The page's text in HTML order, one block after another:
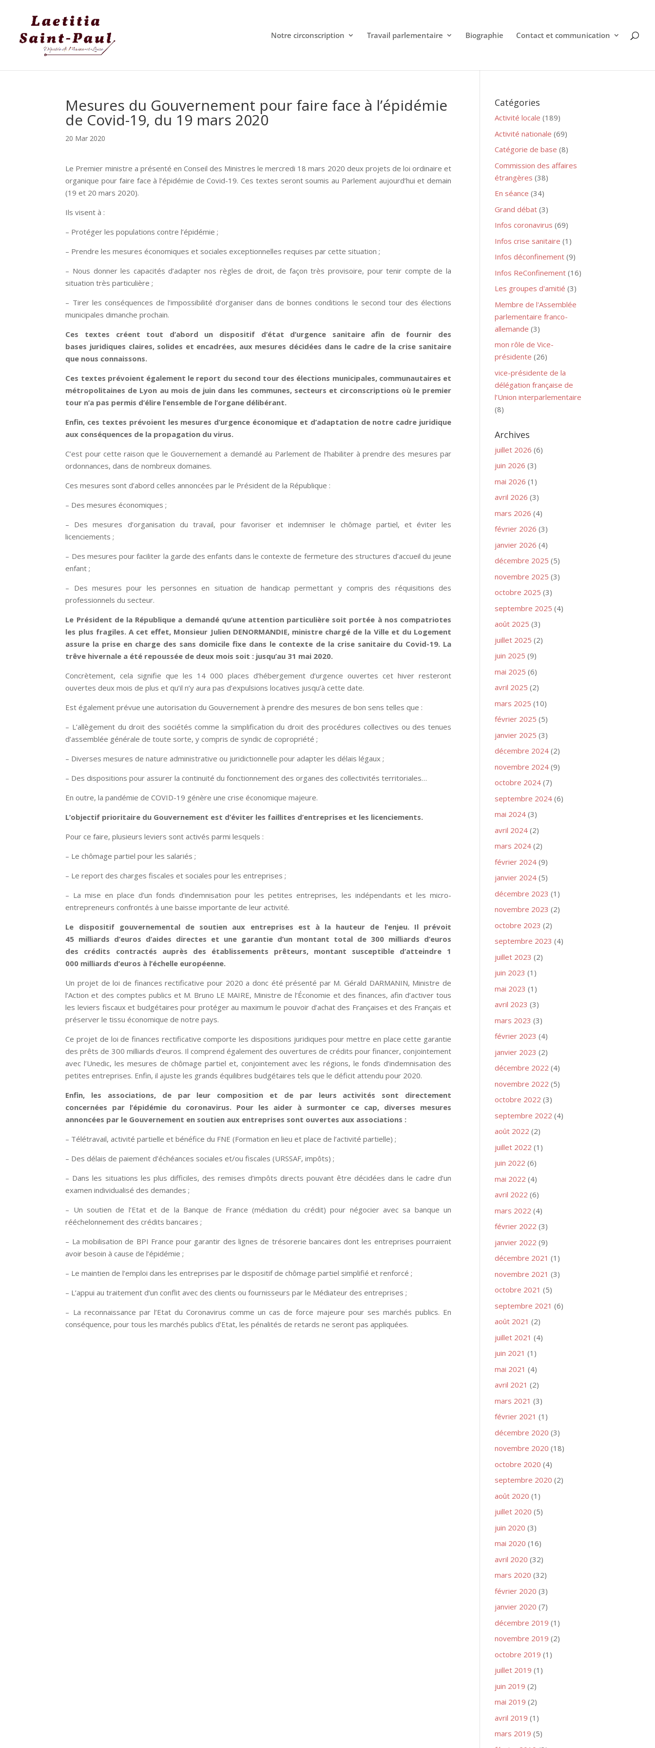
Notre circonscription Travail parlementaire Biographie Contact et communication
Mesures du Gouvernement pour faire face à l’épidémie
de Covid-19, du 19 mars 2020
20 Mar 2020
Le Premier ministre a présenté en Conseil des Ministres le mercredi 18 mars 2020 deux projets de loi ordinaire et
organique pour faire face à l’épidémie de Covid-19. Ces textes seront soumis au Parlement aujourd’hui et demain
(19 et 20 mars 2020).
Ils visent à :
– Protéger les populations contre l’épidémie ;
– Prendre les mesures économiques et sociales exceptionnelles requises par cette situation ;
– Nous donner les capacités d’adapter nos règles de droit, de façon très provisoire, pour tenir compte de la
situation très particulière ;
– Tirer les conséquences de l’impossibilité d’organiser dans de bonnes conditions le second tour des élections
municipales dimanche prochain.
Ces textes créent tout d’abord un dispositif d’état d’urgence sanitaire afin de fournir des
bases juridiques claires, solides et encadrées, aux mesures décidées dans le cadre de la crise sanitaire
que nous connaissons.
Ces textes prévoient également le report du second tour des élections municipales, communautaires et
métropolitaines de Lyon au mois de juin dans les communes, secteurs et circonscriptions où le premier
tour n’a pas permis d’élire l’ensemble de l’organe délibérant.
Enfin, ces textes prévoient les mesures d’urgence économique et d’adaptation de notre cadre juridique
aux conséquences de la propagation du virus.
C’est pour cette raison que le Gouvernement a demandé au Parlement de l’habiliter à prendre des mesures par
ordonnances, dans de nombreux domaines.
Ces mesures sont d’abord celles annoncées par le Président de la République :
– Des mesures économiques ;
– Des mesures d’organisation du travail, pour favoriser et indemniser le chômage partiel, et éviter les
licenciements ;
– Des mesures pour faciliter la garde des enfants dans le contexte de fermeture des structures d’accueil du jeune
enfant ;
– Des mesures pour les personnes en situation de handicap permettant y compris des réquisitions des
professionnels du secteur.
Le Président de la République a demandé qu’une attention particulière soit portée à nos compatriotes
les plus fragiles. A cet effet, Monsieur Julien DENORMANDIE, ministre chargé de la Ville et du Logement
assure la prise en charge des sans domicile fixe dans le contexte de la crise sanitaire du Covid-19. La
trêve hivernale a été repoussée de deux mois soit : jusqu’au 31 mai 2020.
Concrètement, cela signifie que les 14 000 places d’hébergement d’urgence ouvertes cet hiver resteront
ouvertes deux mois de plus et qu’il n’y aura pas d’expulsions locatives jusqu’à cette date.
Est également prévue une autorisation du Gouvernement à prendre des mesures de bon sens telles que :
– L’allègement du droit des sociétés comme la simplification du droit des procédures collectives ou des tenues
d’assemblée générale de toute sorte, y compris de syndic de copropriété ;
– Diverses mesures de nature administrative ou juridictionnelle pour adapter les délais légaux ;
– Des dispositions pour assurer la continuité du fonctionnement des organes des collectivités territoriales…
En outre, la pandémie de COVID-19 génère une crise économique majeure.
L’objectif prioritaire du Gouvernement est d’éviter les faillites d’entreprises et les licenciements.
Pour ce faire, plusieurs leviers sont activés parmi lesquels :
– Le chômage partiel pour les salariés ;
– Le report des charges fiscales et sociales pour les entreprises ;
– La mise en place d’un fonds d’indemnisation pour les petites entreprises, les indépendants et les micro-
entrepreneurs confrontés à une baisse importante de leur activité.
Le dispositif gouvernemental de soutien aux entreprises est à la hauteur de l’enjeu. Il prévoit
45 milliards d’euros d’aides directes et une garantie d’un montant total de 300 milliards d’euros
des crédits contractés auprès des établissements prêteurs, montant susceptible d’atteindre 1
000 milliards d’euros à l’échelle européenne.
Un projet de loi de finances rectificative pour 2020 a donc été présenté par M. Gérald DARMANIN, Ministre de
l’Action et des comptes publics et M. Bruno LE MAIRE, Ministre de l’Économie et des finances, afin d’activer tous
les leviers fiscaux et budgétaires pour protéger au maximum le pouvoir d’achat des Françaises et des Français et
préserver le tissu économique de notre pays.
Ce projet de loi de finances rectificative comporte les dispositions juridiques pour mettre en place cette garantie
des prêts de 300 milliards d’euros. Il comprend également des ouvertures de crédits pour financer, conjointement
avec l’Unedic, les mesures de chômage partiel et, conjointement avec les régions, le fonds d’indemnisation des
petites entreprises. Enfin, il ajuste les grands équilibres budgétaires tels que le déficit attendu pour 2020.
Enfin, les associations, de par leur composition et de par leurs activités sont directement
concernées par l’épidémie du coronavirus. Pour les aider à surmonter ce cap, diverses mesures
annoncées par le Gouvernement en soutien aux entreprises sont ouvertes aux associations :
– Télétravail, activité partielle et bénéfice du FNE (Formation en lieu et place de l’activité partielle) ;
– Des délais de paiement d’échéances sociales et/ou fiscales (URSSAF, impôts) ;
– Dans les situations les plus difficiles, des remises d’impôts directs pouvant être décidées dans le cadre d’un
examen individualisé des demandes ;
– Un soutien de l’Etat et de la Banque de France (médiation du crédit) pour négocier avec sa banque un
rééchelonnement des crédits bancaires ;
– La mobilisation de BPI France pour garantir des lignes de trésorerie bancaires dont les entreprises pourraient
avoir besoin à cause de l’épidémie ;
– Le maintien de l’emploi dans les entreprises par le dispositif de chômage partiel simplifié et renforcé ;
– L’appui au traitement d’un conflit avec des clients ou fournisseurs par le Médiateur des entreprises ;
– La reconnaissance par l’Etat du Coronavirus comme un cas de force majeure pour ses marchés publics. En
conséquence, pour tous les marchés publics d’Etat, les pénalités de retards ne seront pas appliquées.
Catégories
Activité locale (189)
Activité nationale (69)
Catégorie de base (8)
Commission des affaires
étrangères (38)
En séance (34)
Grand débat (3)
Infos coronavirus (69)
Infos crise sanitaire (1)
Infos déconfinement (9)
Infos ReConfinement (16)
Les groupes d'amitié (3)
Membre de l'Assemblée
parlementaire franco-
allemande (3)
mon rôle de Vice-
présidente (26)
vice-présidente de la
délégation française de
l’Union interparlementaire
(8)
Archives
juillet 2026 (6)
juin 2026 (3)
mai 2026 (1)
avril 2026 (3)
mars 2026 (4)
février 2026 (3)
janvier 2026 (4)
décembre 2025 (5)
novembre 2025 (3)
octobre 2025 (3)
septembre 2025 (4)
août 2025 (3)
juillet 2025 (2)
juin 2025 (9)
mai 2025 (6)
avril 2025 (2)
mars 2025 (10)
février 2025 (5)
janvier 2025 (3)
décembre 2024 (2)
novembre 2024 (9)
octobre 2024 (7)
septembre 2024 (6)
mai 2024 (3)
avril 2024 (2)
mars 2024 (2)
février 2024 (9)
janvier 2024 (5)
décembre 2023 (1)
novembre 2023 (2)
octobre 2023 (2)
septembre 2023 (4)
juillet 2023 (2)
juin 2023 (1)
mai 2023 (1)
avril 2023 (3)
mars 2023 (3)
février 2023 (4)
janvier 2023 (2)
décembre 2022 (4)
novembre 2022 (5)
octobre 2022 (3)
septembre 2022 (4)
août 2022 (2)
juillet 2022 (1)
juin 2022 (6)
mai 2022 (4)
avril 2022 (6)
mars 2022 (4)
février 2022 (3)
janvier 2022 (9)
décembre 2021 (1)
novembre 2021 (3)
octobre 2021 (5)
septembre 2021 (6)
août 2021 (2)
juillet 2021 (4)
juin 2021 (1)
mai 2021 (4)
avril 2021 (2)
mars 2021 (3)
février 2021 (1)
décembre 2020 (3)
novembre 2020 (18)
octobre 2020 (4)
septembre 2020 (2)
août 2020 (1)
juillet 2020 (5)
juin 2020 (3)
mai 2020 (16)
avril 2020 (32)
mars 2020 (32)
février 2020 (3)
janvier 2020 (7)
décembre 2019 (1)
novembre 2019 (2)
octobre 2019 (1)
juillet 2019 (1)
juin 2019 (2)
mai 2019 (2)
avril 2019 (1)
mars 2019 (5)